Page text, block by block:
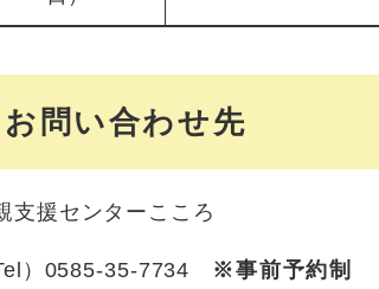
お問い合わせ先
支援センターこころ
）0585-35-7734 ※事前予約制